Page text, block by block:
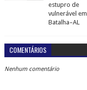
estupro de
vulnerável em
Batalha–AL
COMENTÁRIOS
Nenhum comentário